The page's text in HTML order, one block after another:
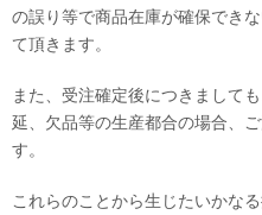
の誤り等で商品在庫が確保でき
て頂きます。
また、受注確定後につきまして
延、欠品等の生産都合の場合、
す。
これらのことから生じたいかな